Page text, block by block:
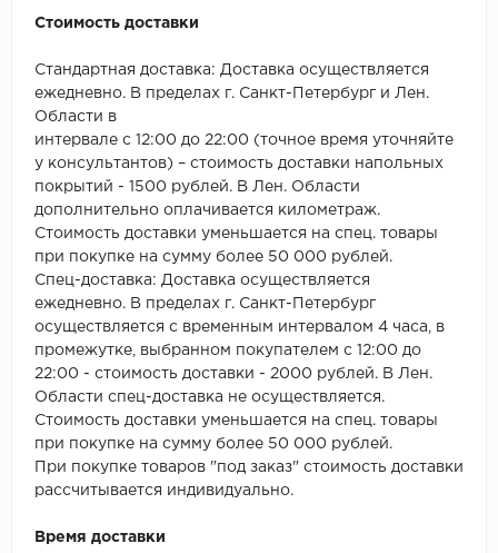
SPC Flooring
SPC Promo
SPC Stronghold
TANTO
Tarkett
Tulesna
Стоимость доставки
Стандартная доставка: Доставка осуществляется
ежедневно. В пределах г. Санкт-Петербург и Лен.
Области в
интервале с 12:00 до 22:00 (точное время уточняйте
у консультантов) – стоимость доставки напольных
покрытий - 1500 рублей. В Лен. Области
дополнительно оплачивается километраж.
Стоимость доставки уменьшается на спец. товары
при покупке на сумму более 50 000 рублей.
Спец-доставка: Доставка осуществляется
ежедневно. В пределах г. Санкт-Петербург
осуществляется с временным интервалом 4 часа, в
промежутке, выбранном покупателем с 12:00 до
22:00 - стоимость доставки - 2000 рублей. В Лен.
Области спец-доставка не осуществляется.
Стоимость доставки уменьшается на спец. товары
при покупке на сумму более 50 000 рублей.
При покупке товаров "под заказ" стоимость доставки
рассчитывается индивидуально.
Время доставки